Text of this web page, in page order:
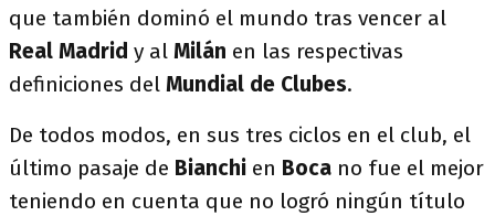
que también dominó el mundo tras vencer al
Real Madrid y al Milán en las respectivas
definiciones del Mundial de Clubes.
De todos modos, en sus tres ciclos en el club, el
último pasaje de Bianchi en Boca no fue el mejor
teniendo en cuenta que no logró ningún título